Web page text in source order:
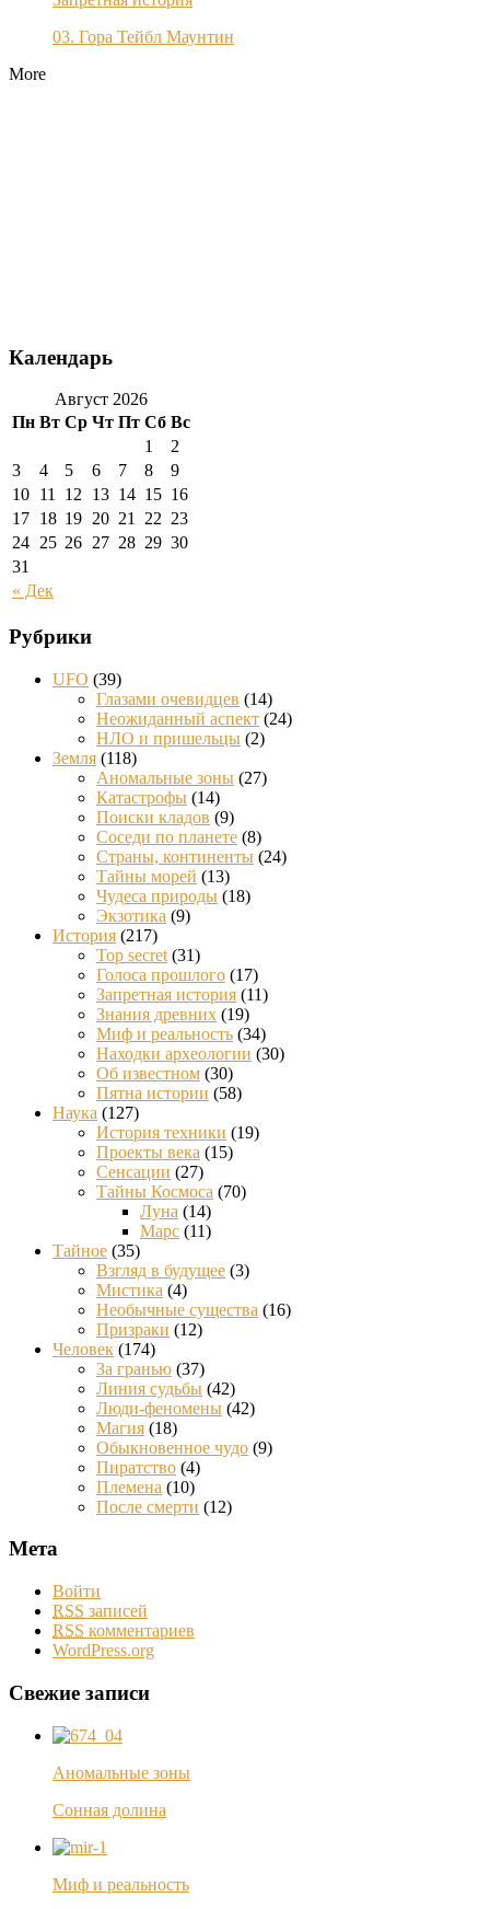
03. Гора Тейбл Маунтин
More
Календарь
Август 2026
Пн Вт Ср Чт Пт Сб Вс
« Дек
1
2
3
4 5 6 7 8
9
10 11 12 13 14 15 16
17 18 19 20 21 22 23
24 25 26 27 28 29 30
31
Рубрики
UFO (39)
Глазами очевидцев (14)
Неожиданный аспект (24)
НЛО и пришельцы (2)
Земля (118)
Аномальные зоны (27)
Катастрофы (14)
Поиски кладов (9)
Соседи по планете (8)
Страны, континенты (24)
Тайны морей (13)
Чудеса природы (18)
Экзотика (9)
История (217)
Top secret (31)
Голоса прошлого (17)
Запретная история (11)
Знания древних (19)
Миф и реальность (34)
Находки археологии (30)
Об известном (30)
Пятна истории (58)
Наука (127)
История техники (19)
Проекты века (15)
Сенсации (27)
Тайны Космоса (70)
Луна (14)
Марс (11)
Тайное (35)
Взгляд в будущее (3)
Мистика (4)
Необычные существа (16)
Призраки (12)
Человек (174)
За гранью (37)
Линия судьбы (42)
Люди-феномены (42)
Магия (18)
Обыкновенное чудо (9)
Пиратство (4)
Племена (10)
После смерти (12)
Мета
Войти
RSS записей
RSS комментариев
WordPress.org
Свежие записи
Аномальные зоны
Сонная долина
Миф и реальность